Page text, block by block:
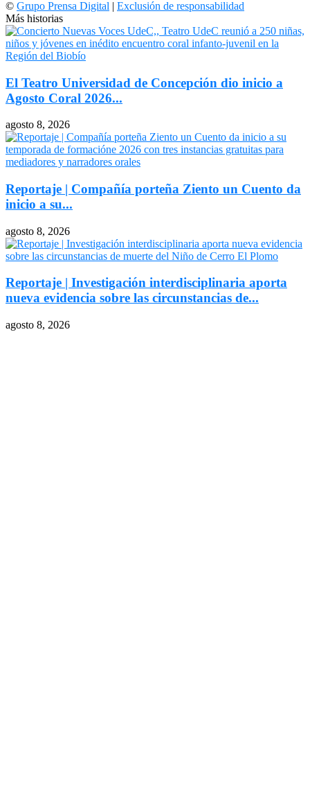
© Grupo Prensa Digital | Exclusión de responsabilidad
Más historias
El Teatro Universidad de Concepción dio inicio a
Agosto Coral 2026...
agosto 8, 2026
Reportaje | Compañía porteña Ziento un Cuento da
inicio a su...
agosto 8, 2026
Reportaje | Investigación interdisciplinaria aporta
nueva evidencia sobre las circunstancias de...
agosto 8, 2026